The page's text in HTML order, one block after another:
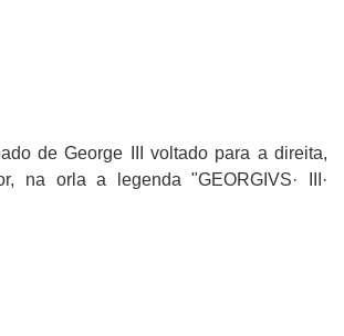
de George III voltado para a direita,
na orla a legenda "GEORGIVS· III·